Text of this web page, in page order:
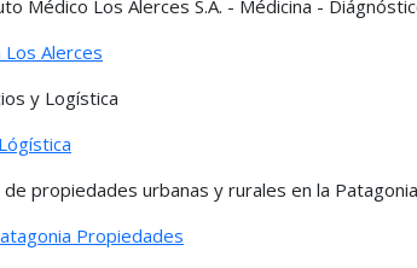
Médico Los Alerces S.A. - Médicina -
Los Alerces
y Logística
de propiedades urbanas y rurales en la
Propiedades